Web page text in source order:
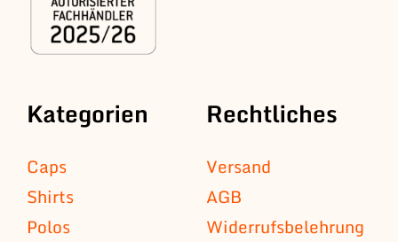
Kategorien
Caps
Shirts
Polos
Rechtliches
Versand
AGB
Widerrufsbelehrung